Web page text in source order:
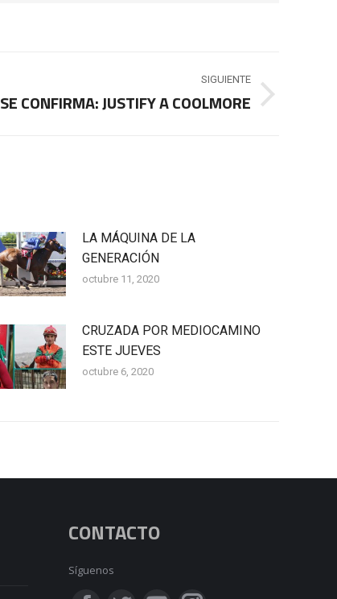
SIGUIENTE
SE CONFIRMA: JUSTIFY A COOLMORE
LA MÁQUINA DE LA
GENERACIÓN
octubre 11, 2020
CRUZADA POR MEDIOCAMINO
ESTE JUEVES
octubre 6, 2020
CONTACTO
Síguenos
Encuéntranos en: